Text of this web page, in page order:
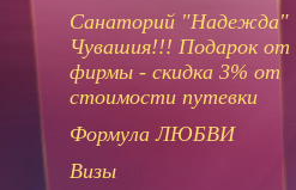
Санаторий "Надежда"
Чувашия!!! Подарок от
фирмы - скидка 3% от
стоимости путевки
Формула ЛЮБВИ
Визы